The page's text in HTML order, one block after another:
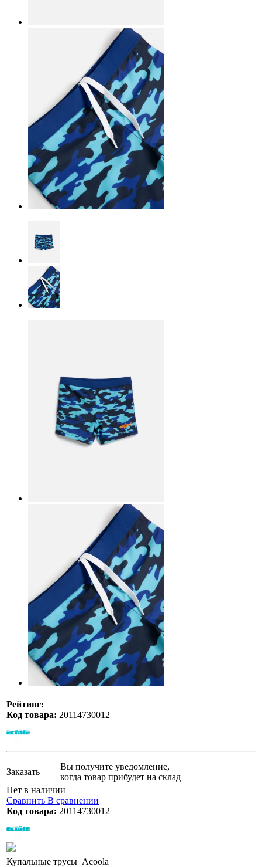
Рейтинг:
Код товара: 20114730012
Заказать
Вы получите уведомление,
когда товар прибудет на склад
Нет в наличии
Сравнить В сравнении
Код товара: 20114730012
Купальные трусы Acoola